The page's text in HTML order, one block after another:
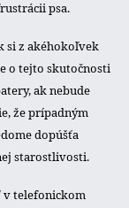
psa.
si z akéhokoľvek
o tejto skutočnosti
ak nebude
že prípadným
dopúšťa
starostlivosti.
v telefonickom